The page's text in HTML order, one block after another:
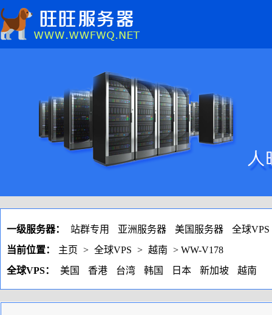
一级服务器： 站群专用 亚洲服务器 美国服务器
全球VPS
当前位置：
主页 > 全球VPS > 越南 > WW-V178
全球VPS：
美国 香港 台湾 韩国 日本 新加坡 越南